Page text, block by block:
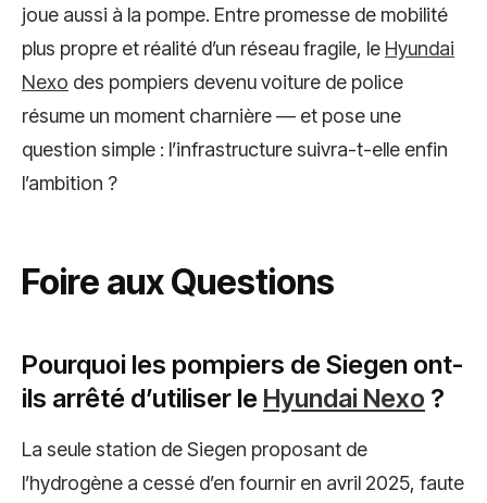
joue aussi à la pompe. Entre promesse de mobilité
plus propre et réalité d’un réseau fragile, le Hyundai
Nexo des pompiers devenu voiture de police
résume un moment charnière — et pose une
question simple : l’infrastructure suivra-t-elle enfin
l’ambition ?
Foire aux Questions
Pourquoi les pompiers de Siegen ont-
ils arrêté d’utiliser le Hyundai Nexo ?
La seule station de Siegen proposant de
l’hydrogène a cessé d’en fournir en avril 2025, faute